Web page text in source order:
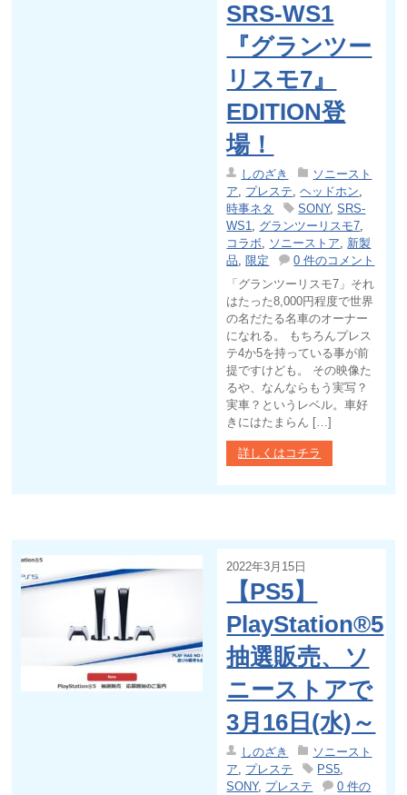
SRS-WS1
『グランツー
リスモ7』
EDITION登
場！
しのざき
ソニースト
ア
プレステ ,ヘッドホン
時事ネタ
SONY,SRS-
WS1
グランツーリスモ7
コラボ
ソニーストア
新製
品
限定
0 件のコメント
「グランツーリスモ7」それ
はたった8,000円程度で世界
の名だたる名車のオーナー
になれる。 もちろんプレス
テ4か5を持っている事が前
提ですけども。 その映像た
るや、なんならもう実写？
実車？というレベル。車好
きにはたまらん […]
詳しくはコチラ
2022年3月15日
【PS5】
PlayStation®5
抽選販売、ソ
ニーストアで
3月16日(水)～
しのざき
ソニースト
ア, プレステ PS5,
SONY, プレステ
0 件の